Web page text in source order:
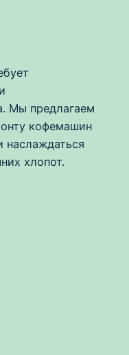
Мы предлагаем
кофемашин
хлопот.